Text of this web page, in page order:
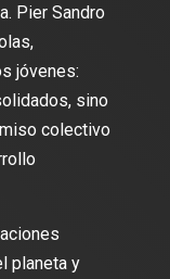
Pier Sandro
jóvenes:
sino
colectivo
planeta y